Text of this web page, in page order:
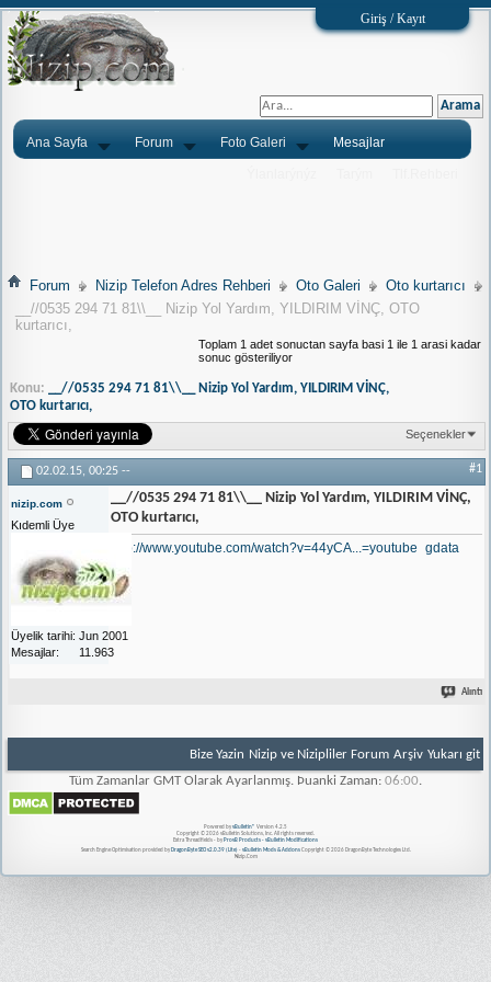
Giriş / Kayıt
Ana Sayfa Forum Foto Galeri Mesajlar
Forum Nizip Telefon Adres Rehberi Oto Galeri
Oto kurtarıcı
__//0535 294 71 81\\__ Nizip Yol Yardım, YILDIRIM VİNÇ, OTO
kurtarıcı,
Toplam 1 adet sonuctan sayfa basi 1 ile 1 arasi kadar
sonuc gösteriliyor
Konu:
__//0535 294 71 81\\__ Nizip Yol Yardım, YILDIRIM VİNÇ,
OTO kurtarıcı,
Seçenekler
02.02.15, 00:25 -- #1
nizip.com
Kıdemli Üye
Üyelik tarihi Jun 2001
Mesajlar
11.963
__//0535 294 71 81\\__ Nizip Yol Yardım, YILDIRIM VİNÇ,
OTO kurtarıcı,
http://www.youtube.com/watch?v=44yCA...=youtube_gdata
Alıntı
Bize Yazin Nizip ve Nizipliler Forum Arşiv Yukarı git
Tüm Zamanlar GMT Olarak Ayarlanmış. Þuanki Zaman: 06:00.
Powered by vBulletin® Version 4.2.5
Copyright © 2026 vBulletin Solutions, Inc. All rights reserved.
Extra Threadfields - by ProvB Products - vBulletin Modifications
Search Engine Optimisation provided by DragonByte SEO v2.0.39 (Lite)- vBulletin Mods & AddonsCopyright © 2026 DragonByte Technologies Ltd.
Nizip.Com